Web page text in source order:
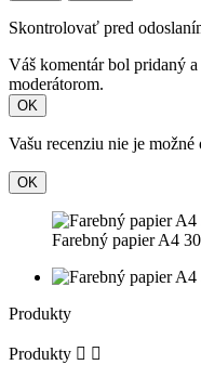
Skontrolovať pred
Váš komentár bol pridaný
moderátorom.
OK
Vašu recenziu nie je možné
OK
Farebný papier A4
Produkty
Produkty  